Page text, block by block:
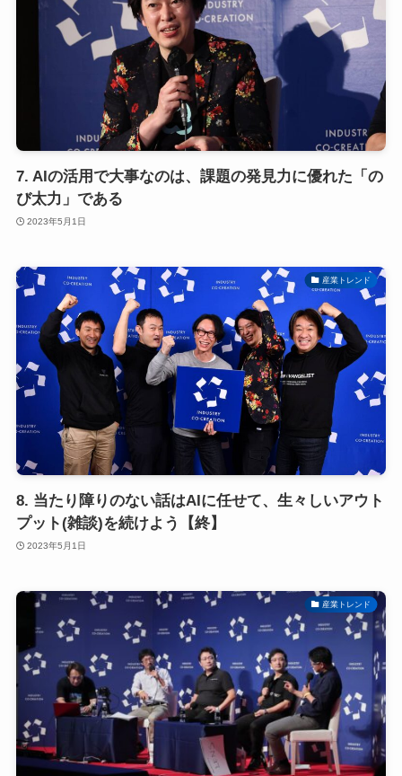
7. AIの活用で大事なのは、課題の発見力に優れた「の
び太力」である
2023年5月1日
産業トレンド
8. 当たり障りのない話はAIに任せて、生々しいアウト
プット(雑談)を続けよう【終】
2023年5月1日
産業トレンド